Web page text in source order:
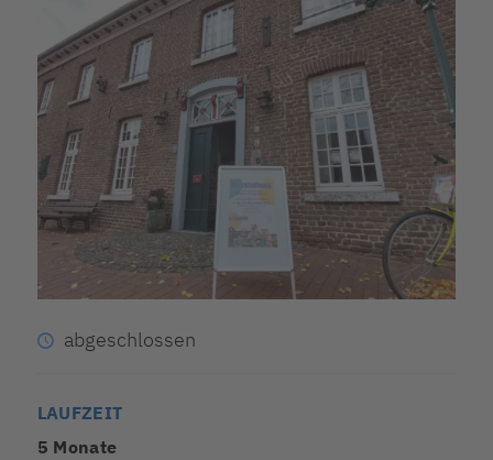
abgeschlossen
LAUFZEIT
5 Monate